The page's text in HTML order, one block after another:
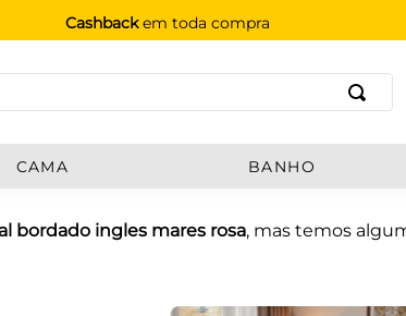
Cashbackem toda compra
CAMA BANHO
bordado ingles mares rosa, mas temos